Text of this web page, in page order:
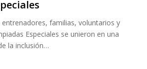
familias, voluntarios y
Especiales se unieron en una
la inclusión…